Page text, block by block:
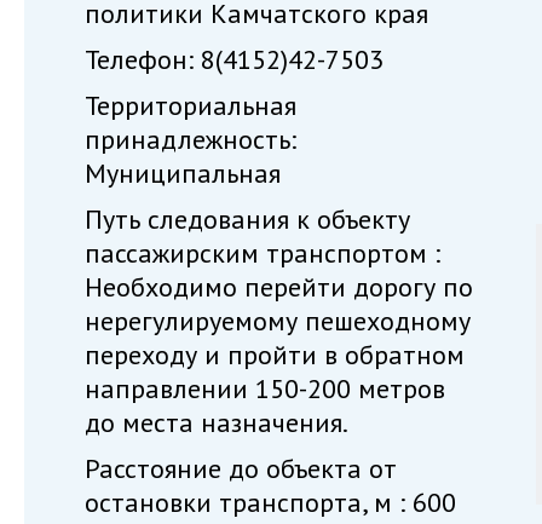
политики Камчатского края
Телефон: 8(4152)42-7503
Территориальная
принадлежность:
Муниципальная
Путь следования к объекту
пассажирским транспортом :
Необходимо перейти дорогу по
нерегулируемому пешеходному
переходу и пройти в обратном
направлении 150-200 метров
до места назначения.
Расстояние до объекта от
остановки транспорта, м : 600